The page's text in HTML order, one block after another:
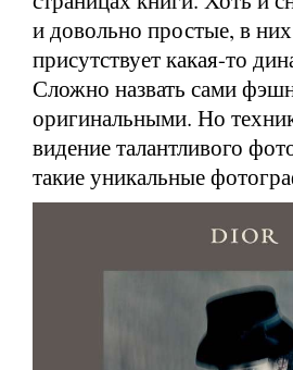
и довольно простые, в
присутствует какая-то
Сложно назвать сами
оригинальными. Но
видение талантливого
такие уникальные